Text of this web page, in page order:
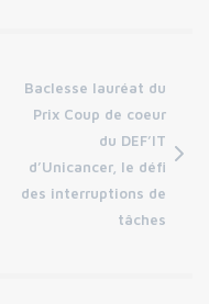
Baclesse lauréat du
Prix Coup de coeur
du DEF’IT
d’Unicancer, le défi
des interruptions de
tâches